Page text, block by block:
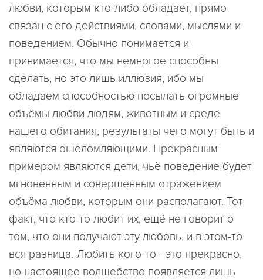
любви, которым кто-либо обладает, прямо
связан с его действиями, словами, мыслями и
поведением. Обычно понимается и
принимается, что мы немногое способны
сделать, но это лишь иллюзия, ибо мы
обладаем способностью посылать огромные
объёмы любви людям, животным и среде
нашего обитания, результаты чего могут быть и
являются ошеломляющими. Прекрасным
примером являются дети, чьё поведение будет
мгновенным и совершенным отражением
объёма любви, которым они располагают. Тот
факт, что кто-то любит их, ещё не говорит о
том, что они получают эту любовь, и в этом-то
вся разница. Любить кого-то - это прекрасно,
но настоящее волшебство появляется лишь